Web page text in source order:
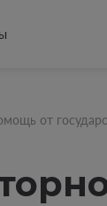
от